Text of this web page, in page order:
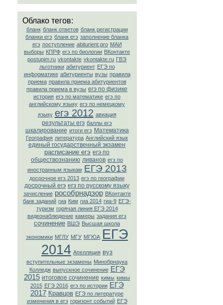
Облако тегов:
бланк бланк ответов бланк регистрации
бланки егэ бланк егэ заполнение бланка
егэ поступление abiturient.pro МАИ
выборы КПРФ егэ по биологии ВКонтакте
postupim.ru vkontakte vkontakte.ru ГВЭ
льготники абитуриент ЕГЭ по
информатике абитуриенты вузы правила
приема правила приема абитуриентов
правила приема в вузы егэ по физике
история егэ по математике егэ по
английскому языку егэ по немецкому
языку егэ 2012 авиация
результаты егэ баллы егэ
шкалирование итоги егэ Математика
География литература Английский язык
единый государственный экзамен
расписание егэ егэ по
обществознанию ливанов егэ по
иностранным языкам ЕГЭ 2013
досрочное егэ 2013 егэ по географии
досрочный егэ егэ по русскому языку
зачисление рособрнадзор ВКонтaкте
банк заданий гиа Ким гиа 2014 гиа-9 ЕГЭ-
туризм горячая линия ЕГЭ 2014
видеонаблюдение камеры задания егэ
сочинение ВШЭ Высшая школа
экономики МГЛУ МГУ МГЮА ЕГЭ
2014 Апелляция вуз
вступительные экзамены Минобрнаука
Колледж выпускное сочинение ЕГЭ
2015 итоговое сочинение кимы кимы
2015 ЕГЭ 2016 егэ по истории ЕГЭ
2017 Кравцов ЕГЭ по литературе
изменения в егэ горизонт событий ЕГЭ